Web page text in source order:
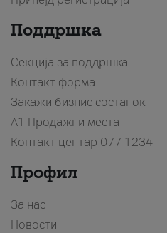
Поддршка
Секција за поддршка
Контакт форма
Закажи бизнис состанок
A1 Продажни места
Контакт центар 077 1234
Профил
За нас
Новости